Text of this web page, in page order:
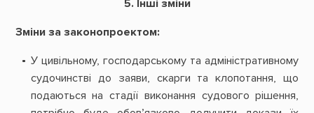
5. Інші зміни
Зміни за законопроектом:
У цивільному, господарському та адміністративному
судочинстві до заяви, скарги та клопотання, що
подаються на стадії виконання судового рішення,